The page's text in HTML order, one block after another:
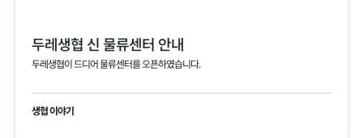
두레생협 신 물류센터 안내
두레생협이 드디어 물류센터를 오픈하였습니다.
생협 이야기